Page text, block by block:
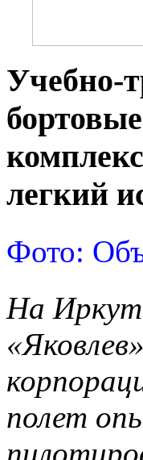
Учебно-
легкий
Фото:
На
полет